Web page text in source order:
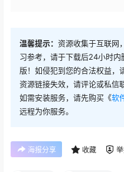
温馨提示： 资源收集于互联网
习参考，请于下载后24小时
版！如侵犯到您的合法权益，
资源链接失效，请评论或私信
如需安装服务，请先购买《软
远程为你服务。
海报分享 收藏